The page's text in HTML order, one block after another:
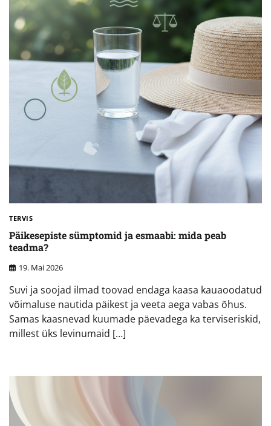
TERVIS
Päikesepiste sümptomid ja esmaabi: mida peab
teadma?
19. Mai 2026
Suvi ja soojad ilmad toovad endaga kaasa kauaoodatud
võimaluse nautida päikest ja veeta aega vabas õhus.
Samas kaasnevad kuumade päevadega ka terviseriskid,
millest üks levinumaid […]